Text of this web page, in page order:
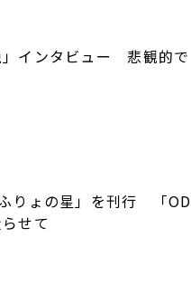
」インタビュー 悲観的で
りょの星」を刊行 「OD
せて